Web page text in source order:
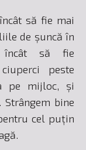
să fie mai
de șuncă în
încât să fie
peste
pe mijloc, și
bine
cel puțin